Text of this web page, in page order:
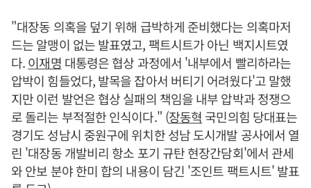
"대장동 의혹을 덮기 위해 급박하게 준비했다는 의혹마저
드는 알맹이 없는 발표였고, 팩트시트가 아닌 백지시트였
다.이재명 대통령은 협상 과정에서 '내부에서 빨리하라는
압박이 힘들었다, 발목을 잡아서 버티기 어려웠다'고 말했
지만 이런 발언은 협상 실패의 책임을 내부 압박과 정쟁으
로 돌리는 부적절한 인식이다." (장동혁 국민의힘 당대표는
경기도 성남시 중원구에 위치한 성남 도시개발 공사에서 열
린 '대장동 개발비리 항소 포기 규탄 현장간담회'에서 관세
와 안보 분야 한미 합의 내용이 담긴 '조인트 팩트시트' 발표